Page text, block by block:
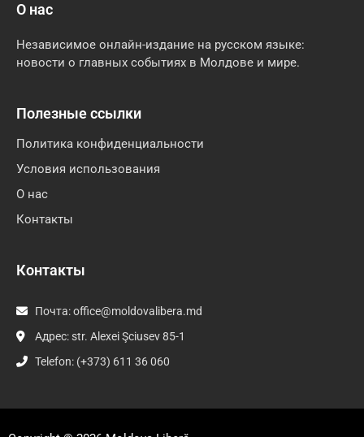
О нас
Независимое онлайн-издание на русском языке:
новости о главных событиях в Молдове и мире.
Полезные ссылки
Политика конфиденциальности
Условия использования
О нас
Контакты
Контакты
Почта:office@moldovalibera.md
Адрес: str. Alexei Şciusev 85-1
Telefon: (+373) 611 36 060